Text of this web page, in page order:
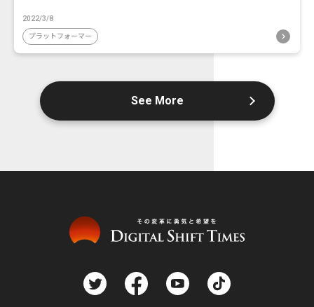
2022/3/8
プラットフォーマー
See More